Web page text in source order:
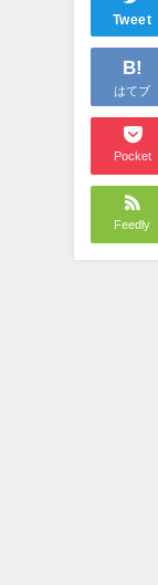
Tweet
B!
はてブ
Pocket
Feedly